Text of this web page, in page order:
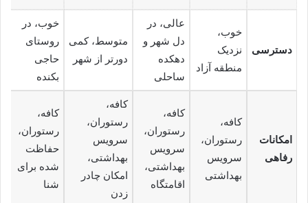
دسترسی
خوب،
نزدیک
منطقه آزاد
عالی، در
دل شهر و
دهکده
ساحلی
متوسط، کمی
دورتر از شهر
خوب، در
روستای
حاجی
بکنده
امکانات
رفاهی
کافه،
رستوران،
سرویس
بهداشتی
کافه،
رستوران،
سرویس
بهداشتی،
اقامتگاه
کافه،
رستوران،
سرویس
بهداشتی،
امکان چادر
زدن
کافه،
رستوران،
حفاظت
شده برای
شنا